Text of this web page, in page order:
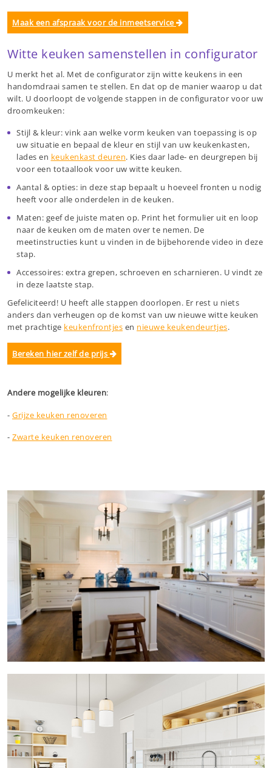
Maak een afspraak voor de inmeetservice
Witte keuken samenstellen in configurator
U merkt het al. Met de configurator zijn witte keukens in een
handomdraai samen te stellen. En dat op de manier waarop u dat
wilt. U doorloopt de volgende stappen in de configurator voor uw
droomkeuken:
Stijl & kleur: vink aan welke vorm keuken van toepassing is op
uw situatie en bepaal de kleur en stijl van uw keukenkasten,
lades en keukenkast deuren. Kies daar lade- en deurgrepen bij
voor een totaallook voor uw witte keuken.
Aantal & opties: in deze stap bepaalt u hoeveel fronten u nodig
heeft voor alle onderdelen in de keuken.
Maten: geef de juiste maten op. Print het formulier uit en loop
naar de keuken om de maten over te nemen. De
meetinstructies kunt u vinden in de bijbehorende video in deze
stap.
Accessoires: extra grepen, schroeven en scharnieren. U vindt ze
in deze laatste stap.
Gefeliciteerd! U heeft alle stappen doorlopen. Er rest u niets
anders dan verheugen op de komst van uw nieuwe witte keuken
met prachtige keukenfrontjes en nieuwe keukendeurtjes.
Bereken hier zelf de prijs
Andere mogelijke kleuren:
- Grijze keuken renoveren
- Zwarte keuken renoveren